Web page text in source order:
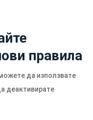
правила
да използвате
деактивирате